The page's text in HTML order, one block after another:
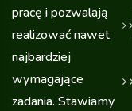
pracę i pozwalają
realizować nawet
najbardziej
wymagające
zadania. Stawiamy